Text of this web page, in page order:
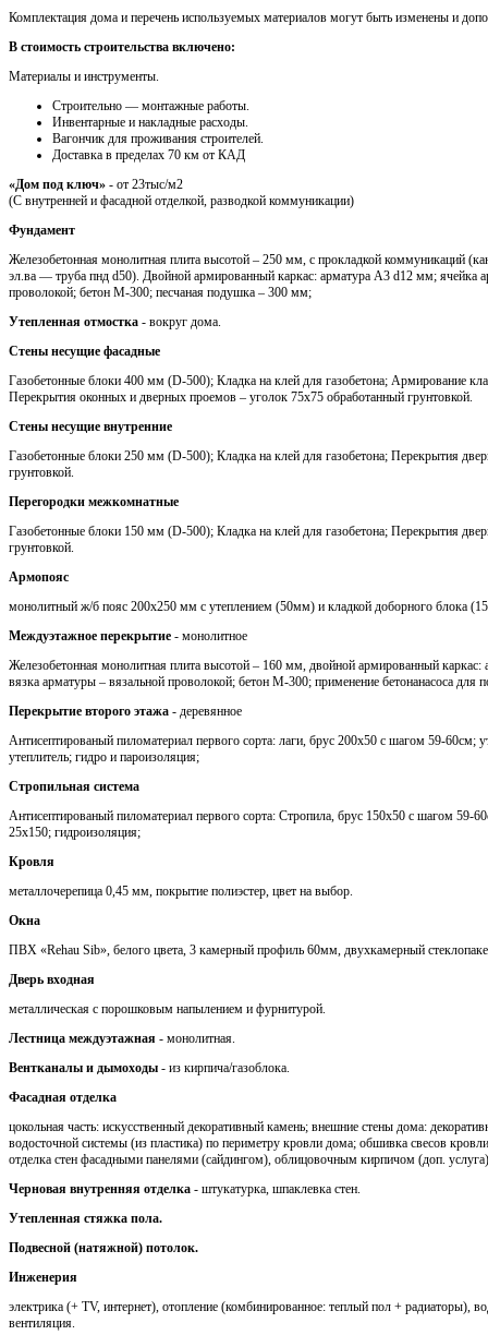
Комплектация дома и перечень используемых материалов могут быть изменены и
В стоимость строительства включено:
Материалы и инструменты.
Cтроительно — монтажные работы.
Инвентарные и накладные расходы.
Вагончик для проживания строителей.
Доставка в пределах 70 км от КАД
«Дом под ключ» - от 23тыс/м2
(С внутренней и фасадной отделкой, разводкой коммуникации)
Фундамент
Железобетонная монолитная плита высотой – 250 мм, с прокладкой коммуникаций
эл.ва — труба пнд d50). Двойной армированный каркас: арматура A3 d12 мм; ячейка
проволокой; бетон М-300; песчаная подушка – 300 мм;
Утепленная отмостка - вокруг дома.
Стены несущие фасадные
Газобетонные блоки 400 мм (D-500); Кладка на клей для газобетона; Армирование
Перекрытия оконных и дверных проемов – уголок 75х75 обработанный грунтовкой.
Стены несущие внутренние
Газобетонные блоки 250 мм (D-500); Кладка на клей для газобетона; Перекрытия
грунтовкой.
Перегородки межкомнатные
Газобетонные блоки 150 мм (D-500); Кладка на клей для газобетона; Перекрытия
грунтовкой.
Армопояс
монолитный ж/б пояс 200х250 мм с утеплением (50мм) и кладкой доборного блока
Междуэтажное перекрытие - монолитное
Железобетонная монолитная плита высотой – 160 мм, двойной армированный
вязка арматуры – вязальной проволокой; бетон М-300; применение бетонанасоса для
Перекрытие второго этажа - деревянное
Антисептированый пиломатериал первого сорта: лаги, брус 200х50 с шагом 59-
утеплитель; гидро и пароизоляция;
Стропильная система
Антисептированый пиломатериал первого сорта: Стропила, брус 150х50 с шагом 59-
25х150; гидроизоляция;
Кровля
металлочерепица 0,45 мм, покрытие полиэстер, цвет на выбор.
Окна
ПВХ «Rehau Sib», белого цвета, 3 камерный профиль 60мм, двухкамерный
Дверь входная
металлическая с порошковым напылением и фурнитурой.
Лестница междуэтажная - монолитная.
Вентканалы и дымоходы - из кирпича/газоблока.
Фасадная отделка
цокольная часть: искусственный декоративный камень; внешние стены дома:
водосточной системы (из пластика) по периметру кровли дома; обшивка свесов
отделка стен фасадными панелями (сайдингом), облицовочным кирпичом (доп.
Черновая внутренняя отделка - штукатурка, шпаклевка стен.
Утепленная стяжка пола.
Подвесной (натяжной) потолок.
Инженерия
электрика (+ TV, интернет), отопление (комбинированное: теплый пол + радиаторы),
вентиляция.